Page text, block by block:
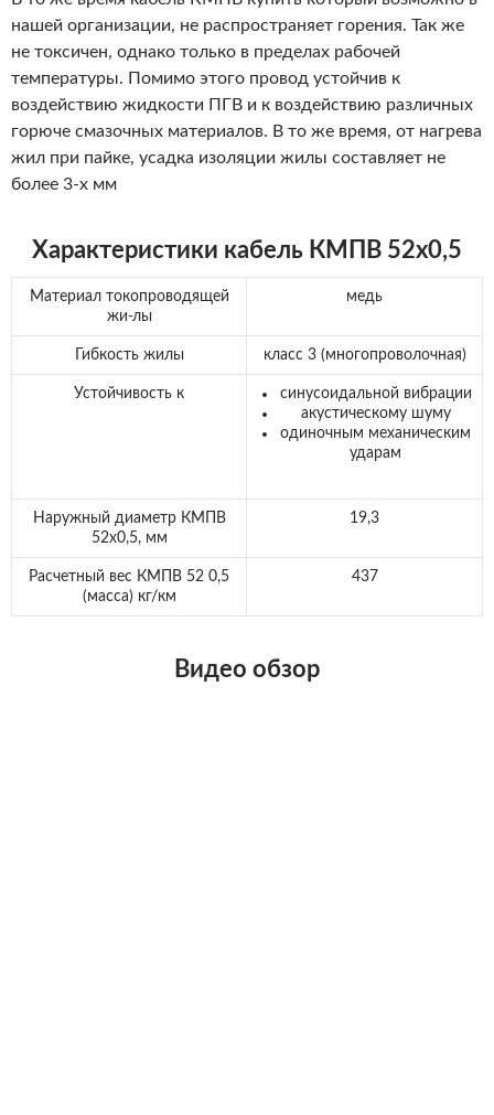
нашей организации, не распространяет горения. Так же
не токсичен, однако только в пределах рабочей
температуры. Помимо этого провод устойчив к
воздействию жидкости ПГВ и к воздействию различных
горюче смазочных материалов. В то же время, от нагрева
жил при пайке, усадка изоляции жилы составляет не
более 3-х мм
Характеристики кабель КМПВ 52х0,5
Материал токопроводящей
жи-лы
медь
Гибкость жилы класс 3 (многопроволочная)
Устойчивость к
синусоидальной вибрации
акустическому шуму
одиночным механическим
ударам
Наружный диаметр КМПВ
52х0,5, мм
19,3
Расчетный вес КМПВ 52 0,5
(масса) кг/км
437
Видео обзор